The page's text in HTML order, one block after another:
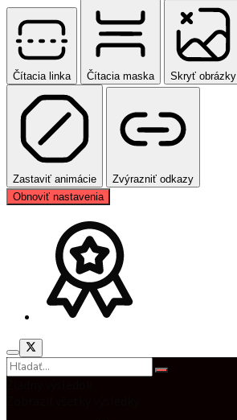
Čítacia linka Čítacia maska Skryť obrázky
Zastaviť animácie
Zvýrazniť odkazy
Obnoviť nastavenia